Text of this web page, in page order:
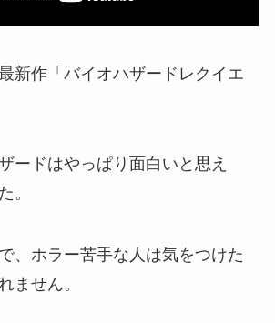
新作「バイオハザードレクイエ
ードはやっぱり面白いと思え
。
、ホラー苦手な人は気をつけた
ません。